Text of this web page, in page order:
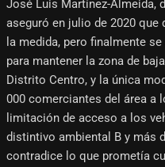
José Luis Martínez-Almeida,
aseguró en julio de 2020 que
la medida, pero finalmente
para mantener la zona de
Distrito Centro, y la única
000 comerciantes del área a
limitación de acceso a los
distintivo ambiental B y más
contradice lo que prometía